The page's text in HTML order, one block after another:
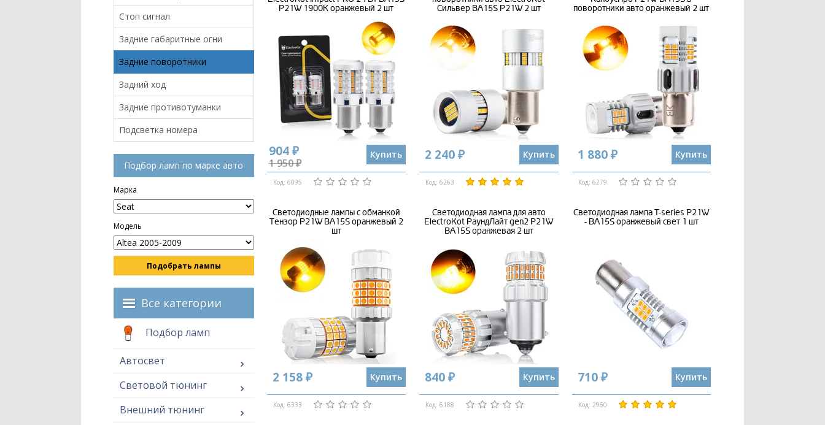
Стоп сигнал
Задние габаритные огни
Задние поворотники
Задний ход
Задние противотуманки
Подсветка номера
Подбор ламп по марке авто
Марка
Модель
Подобрать лампы
Все категории
Подбор ламп
Автосвет
Световой тюнинг
Внешний тюнинг
P21W 1900K оранжевый 2 шт
904 ₽
1 950 ₽
Купить
Код: 6095
Сильвер BA15S P21W 2 шт
2 240 ₽ Купить
Код: 6263
поворотники авто оранжевый 2 шт
1 880 ₽ Купить
Код: 6279
Светодиодные лампы с обманкой
Тензор P21W BA15S оранжевый 2
шт
2 158 ₽ Купить
Код: 6333
Светодиодная лампа для авто
ElectroKot РаундЛайт gen2 P21W
BA15S оранжевая 2 шт
840 ₽ Купить
Код: 6188
Светодиодная лампа T-series P21W
- BA15S оранжевый свет 1 шт
710 ₽ Купить
Код: 2960